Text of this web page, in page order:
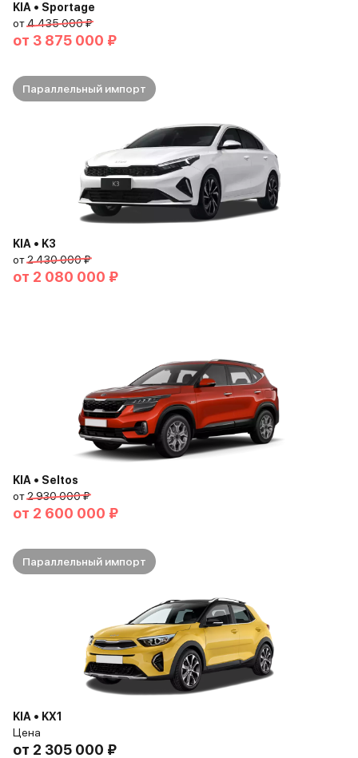
KIA • Sportage
от4 435 000 ₽
от 3 875 000 ₽
Параллельный импорт
KIA • K3
от2 430 000 ₽
от 2 080 000 ₽
KIA • Seltos
от2 930 000 ₽
от 2 600 000 ₽
Параллельный импорт
KIA • KX1
Цена
от 2 305 000 ₽